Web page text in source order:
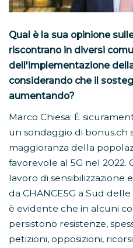
Qual è la sua opinione
riscontrano in diversi
dell'implementazione
considerando che il
aumentando?
Marco Chiesa: È
un sondaggio di bonus.ch
maggioranza della
favorevole al 5G nel 2022.
lavoro di
da CHANCE5G a Sud
è evidente che in alcuni
persistono resistenze,
petizioni, opposizioni,